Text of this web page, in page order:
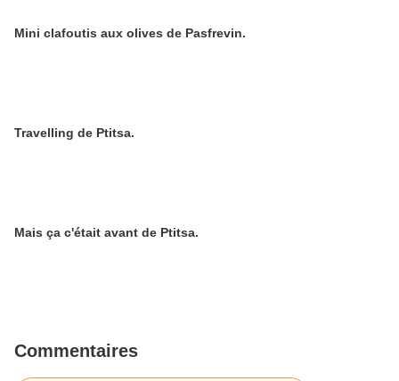
Mini clafoutis aux olives de Pasfrevin.
Travelling de Ptitsa.
Mais ça c'était avant de Ptitsa.
Commentaires